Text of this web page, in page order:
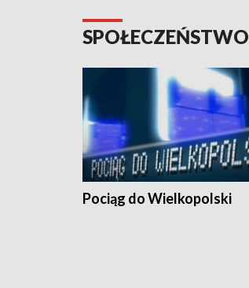
SPOŁECZEŃSTWO
Pociąg do Wielkopolski